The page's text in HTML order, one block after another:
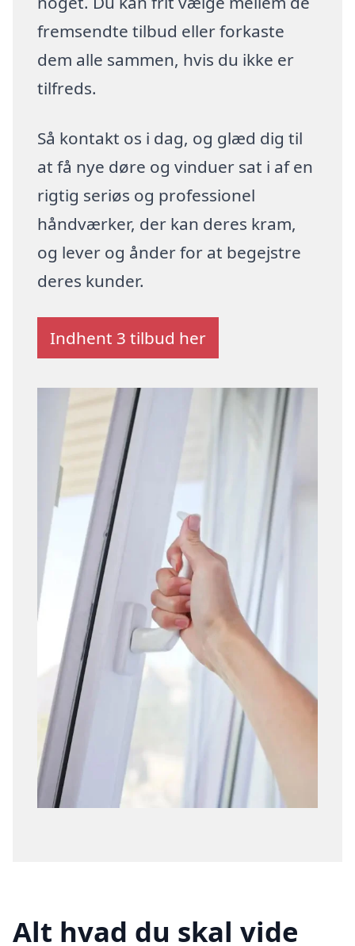
fremsendte tilbud eller forkaste
dem alle sammen, hvis du ikke er
tilfreds.
Så kontakt os i dag, og glæd dig til
at få nye døre og vinduer sat i af en
rigtig seriøs og professionel
håndværker, der kan deres kram,
og lever og ånder for at begejstre
deres kunder.
Indhent 3 tilbud her
Alt hvad du skal vide